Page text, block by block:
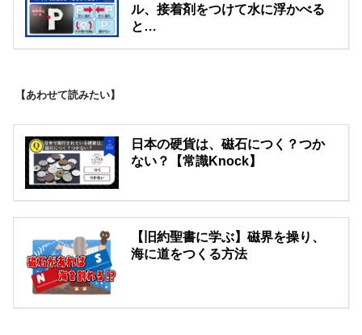
ル、接着剤をつけて水に浮かべる
と…
【あわせて読みたい】
日本の硬貨は、磁石につく？つか
ない？【常識Knock】
【旧約聖書に学ぶ】磁界を操り、
海に道をつくる方法